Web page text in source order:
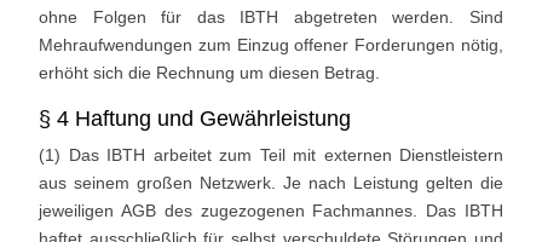
ohne Folgen für das IBTH abgetreten werden. Sind
Mehraufwendungen zum Einzug offener Forderungen nötig,
erhöht sich die Rechnung um diesen Betrag.
§ 4 Haftung und Gewährleistung
(1) Das IBTH arbeitet zum Teil mit externen Dienstleistern
aus seinem großen Netzwerk. Je nach Leistung gelten die
jeweiligen AGB des zugezogenen Fachmannes. Das IBTH